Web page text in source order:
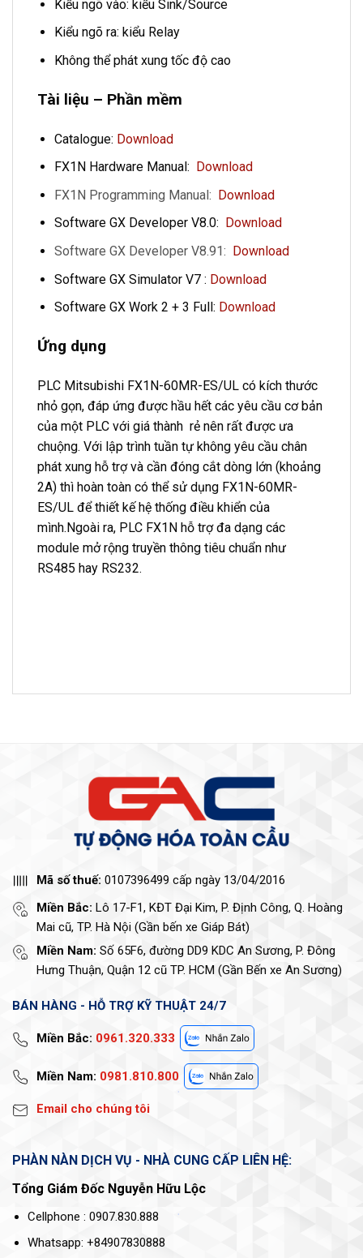
Kiểu ngõ vào: kiểu Sink/Source
Kiểu ngõ ra: kiểu Relay
Không thể phát xung tốc độ cao
Tài liệu – Phần mềm
Catalogue: Download
FX1N Hardware Manual:
Download
FX1N Programming Manual: Download
Software GX Developer V8.0:
Download
Software GX Developer V8.91: Download
Software GX Simulator V7 : Download
Software GX Work 2 + 3 Full: Download
Ứng dụng
PLC Mitsubishi FX1N-60MR-ES/UL có kích thước
nhỏ gọn, đáp ứng được hầu hết các yêu cầu cơ bản
của một PLC với giá thành rẻ nên rất được ưa
chuộng. Với lập trình tuần tự không yêu cầu chân
phát xung hỗ trợ và cần đóng cắt dòng lớn (khoảng
2A) thì hoàn toàn có thể sử dụng FX1N-60MR-
ES/UL để thiết kế hệ thống điều khiển của
mình.Ngoài ra, PLC FX1N hỗ trợ đa dạng các
module mở rộng truyền thông tiêu chuẩn như
RS485 hay RS232.
Mã số thuế: 0107396499 cấp ngày 13/04/2016
Miền Bắc: Lô 17-F1, KĐT Đại Kim, P. Định Công, Q. Hoàng
Mai cũ, TP. Hà Nội (Gần bến xe Giáp Bát)
Miền Nam: Số 65F6, đường DD9 KDC An Sương, P. Đông
Hưng Thuận, Quận 12 cũ TP. HCM (Gần Bến xe An Sương)
BÁN HÀNG - HỖ TRỢ KỸ THUẬT 24/7
Miền Bắc: 0961.320.333
Miền Nam: 0981.810.800
Email cho chúng tôi
PHÀN NÀN DỊCH VỤ - NHÀ CUNG CẤP LIÊN HỆ:
Tổng Giám Đốc Nguyễn Hữu Lộc
Cellphone : 0907.830.888
Whatsapp: +84907830888